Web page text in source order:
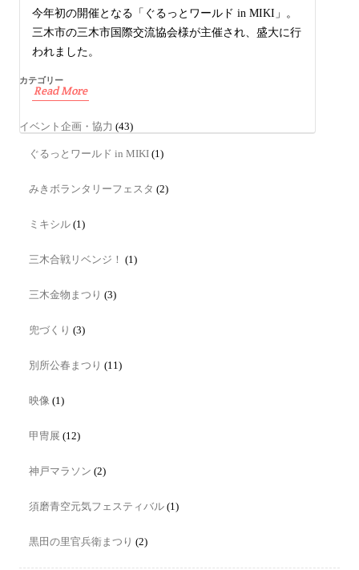
今年初の開催となる「ぐるっとワールド in MIKI」。
三木市の三木市国際交流協会様が主催され、盛大に行
われました。
Read More
カテゴリー
イベント企画・協力 (43)
ぐるっとワールド in MIKI (1)
みきボランタリーフェスタ (2)
ミキシル (1)
三木合戦リベンジ！ (1)
三木金物まつり (3)
兜づくり (3)
別所公春まつり (11)
映像 (1)
甲冑展 (12)
神戸マラソン (2)
須磨青空元気フェスティバル (1)
黒田の里官兵衛まつり (2)